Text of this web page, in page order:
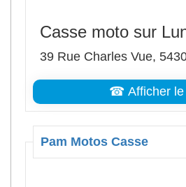
Casse moto sur
39 Rue Charles Vue,
☎ Afficher le
Pam Motos Casse